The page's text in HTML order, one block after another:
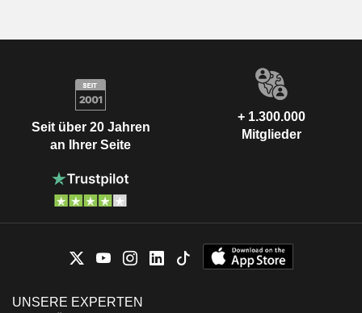
Seit über 20 Jahren
an Ihrer Seite
+ 1.300.000
Mitglieder
UNSERE EXPERTEN